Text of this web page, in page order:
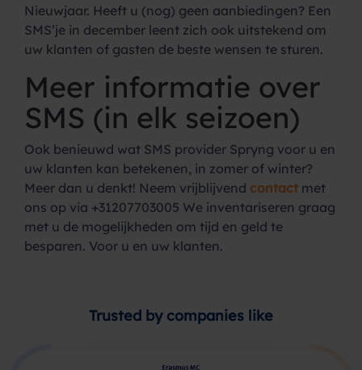
Nieuwjaar. Heeft u (nog) geen aanbiedingen? Een
SMS’je in december leent zich ook uitstekend om
uw klanten of gasten de beste wensen te sturen.
Meer informatie over
SMS (in elk seizoen)
Ook benieuwd wat SMS provider Spryng voor u en
uw klanten kan betekenen, in zomer of winter?
Meer dan u denkt! Neem vrijblijvend contact met
ons op via +31207703005 We inventariseren graag
met u de mogelijkheden om tijd en geld te
besparen. Voor u en uw klanten.
Trusted by companies like